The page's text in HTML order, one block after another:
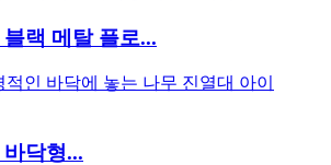
랙 메탈 플로...
닥형...